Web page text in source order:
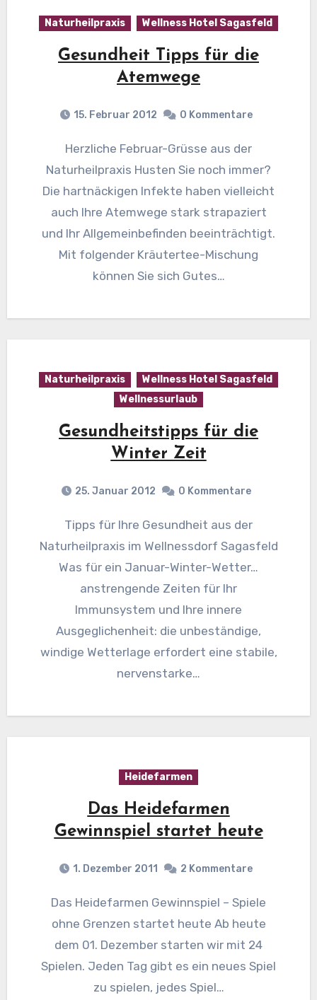
Naturheilpraxis Wellness Hotel Sagasfeld
Gesundheit Tipps für die
Atemwege
15. Februar 2012 0 Kommentare
Herzliche Februar-Grüsse aus der
Naturheilpraxis Husten Sie noch immer?
Die hartnäckigen Infekte haben vielleicht
auch Ihre Atemwege stark strapaziert
und Ihr Allgemeinbefinden beeinträchtigt.
Mit folgender Kräutertee-Mischung
können Sie sich Gutes…
Naturheilpraxis
Wellness Hotel Sagasfeld
Wellnessurlaub
Gesundheitstipps für die
Winter Zeit
25. Januar 2012 0 Kommentare
Tipps für Ihre Gesundheit aus der
Naturheilpraxis im Wellnessdorf Sagasfeld
Was für ein Januar-Winter-Wetter…
anstrengende Zeiten für Ihr
Immunsystem und Ihre innere
Ausgeglichenheit: die unbeständige,
windige Wetterlage erfordert eine stabile,
nervenstarke…
Heidefarmen
Das Heidefarmen
Gewinnspiel startet heute
1. Dezember 2011 2 Kommentare
Das Heidefarmen Gewinnspiel – Spiele
ohne Grenzen startet heute Ab heute
dem 01. Dezember starten wir mit 24
Spielen. Jeden Tag gibt es ein neues Spiel
zu spielen, jedes Spiel…